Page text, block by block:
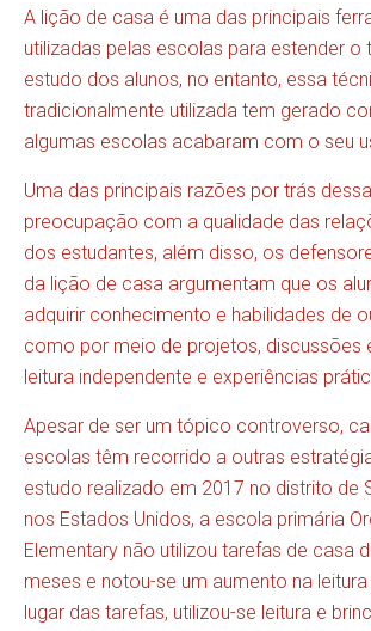
A lição de casa é uma das principais
utilizadas pelas escolas para estender o
estudo dos alunos, no entanto, essa
tradicionalmente utilizada tem gerado
algumas escolas acabaram com o seu
Uma das principais razões por trás
preocupação com a qualidade das
dos estudantes, além disso, os
da lição de casa argumentam que os
adquirir conhecimento e habilidades de
como por meio de projetos, discussões
leitura independente e experiências
Apesar de ser um tópico controverso,
escolas têm recorrido a outras
estudo realizado em 2017 no distrito de
nos Estados Unidos, a escola primária
Elementary não utilizou tarefas de casa
meses e notou-se um aumento na
lugar das tarefas, utilizou-se leitura e